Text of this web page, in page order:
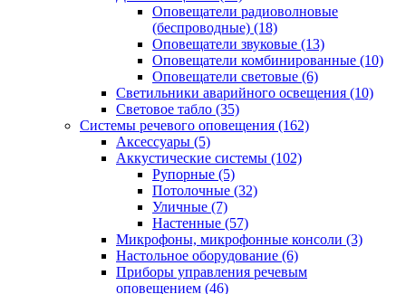
Оповещатели радиоволновые
(беспроводные) (18)
Оповещатели звуковые (13)
Оповещатели комбинированные (10)
Оповещатели световые (6)
Светильники аварийного освещения (10)
Световое табло (35)
Системы речевого оповещения (162)
Аксессуары (5)
Аккустические системы (102)
Рупорные (5)
Потолочные (32)
Уличные (7)
Настенные (57)
Микрофоны, микрофонные консоли (3)
Настольное оборудование (6)
Приборы управления речевым
оповещением (46)